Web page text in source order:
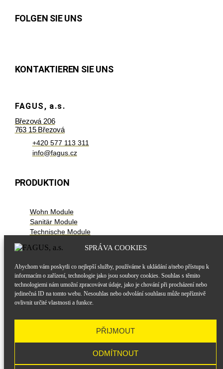
SPRÁVA COOKIES
Abychom vám poskytli co nejlepší služby, používáme k ukládání a/nebo přístupu k
informacím o zařízení, technologie jako jsou soubory cookies. Souhlas s těmito
technologiemi nám umožní zpracovávat údaje, jako je chování při procházení nebo
jedinečná ID na tomto webu. Nesouhlas nebo odvolání souhlasu může nepříznivě
ovlivnit určité vlastnosti a funkce.
PŘIJMOUT
ODMÍTNOUT
FOLGEN SIE UNS
KONTAKTIEREN SIE UNS
FAGUS, a.s.
Březová 206
763 15 Březová
+420 577 113 311
info@fagus.cz
PRODUKTION
Wohn Module
Sanitär Module
Technische Module
WICHTIGE LINKS
Impressum
Allgemeine Verkaufs und Lieferbedingungen
Schutz personenbezogener Daten